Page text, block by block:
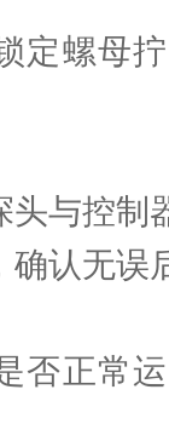
定螺母
头与控制
确认无误
否正常